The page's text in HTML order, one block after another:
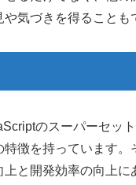
気づきを得ることも
のスーパーセッ
徴を持っています。
上と開発効率の向上に